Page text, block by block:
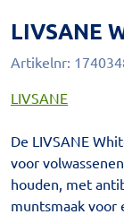
LIVSANE
Artikelnr:
LIVSANE
De LIVSANE
voor
houden, met
muntsmaak voor